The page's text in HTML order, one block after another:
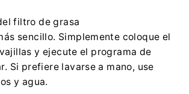
filtro de grasa
sencillo. Simplemente coloque el
y ejecute el programa de
Si prefiere lavarse a mano, use
y agua.